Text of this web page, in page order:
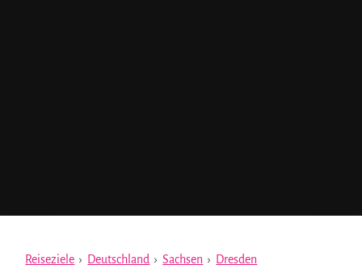
Reiseziele › Deutschland › Sachsen › Dresden